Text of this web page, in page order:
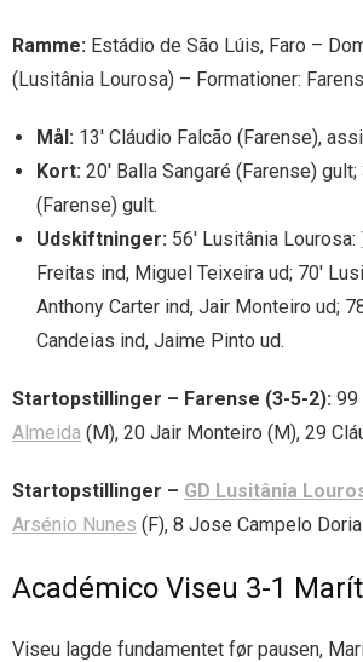
Ramme: Estádio de São Lúis, Faro –
(Lusitânia Lourosa) – Formationer:
Mål: 13′ Cláudio Falcão (Farense),
Kort: 20′ Balla Sangaré (Farense)
(Farense) gult.
Udskiftninger: 56′ Lusitânia Lourosa:
Freitas ind, Miguel Teixeira ud; 70′
Anthony Carter ind, Jair Monteiro ud;
Candeias ind, Jaime Pinto ud.
Startopstillinger – Farense (3-5-2): 99
Almeida (M), 20 Jair Monteiro (M), 29
Startopstillinger – GD Lusitânia
Arsénio Nunes (F), 8 Jose Campelo
Académico Viseu 3-1
Viseu lagde fundamentet før pausen,